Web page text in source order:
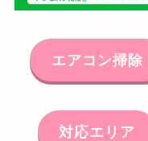
エアコン掃除
対応エリア